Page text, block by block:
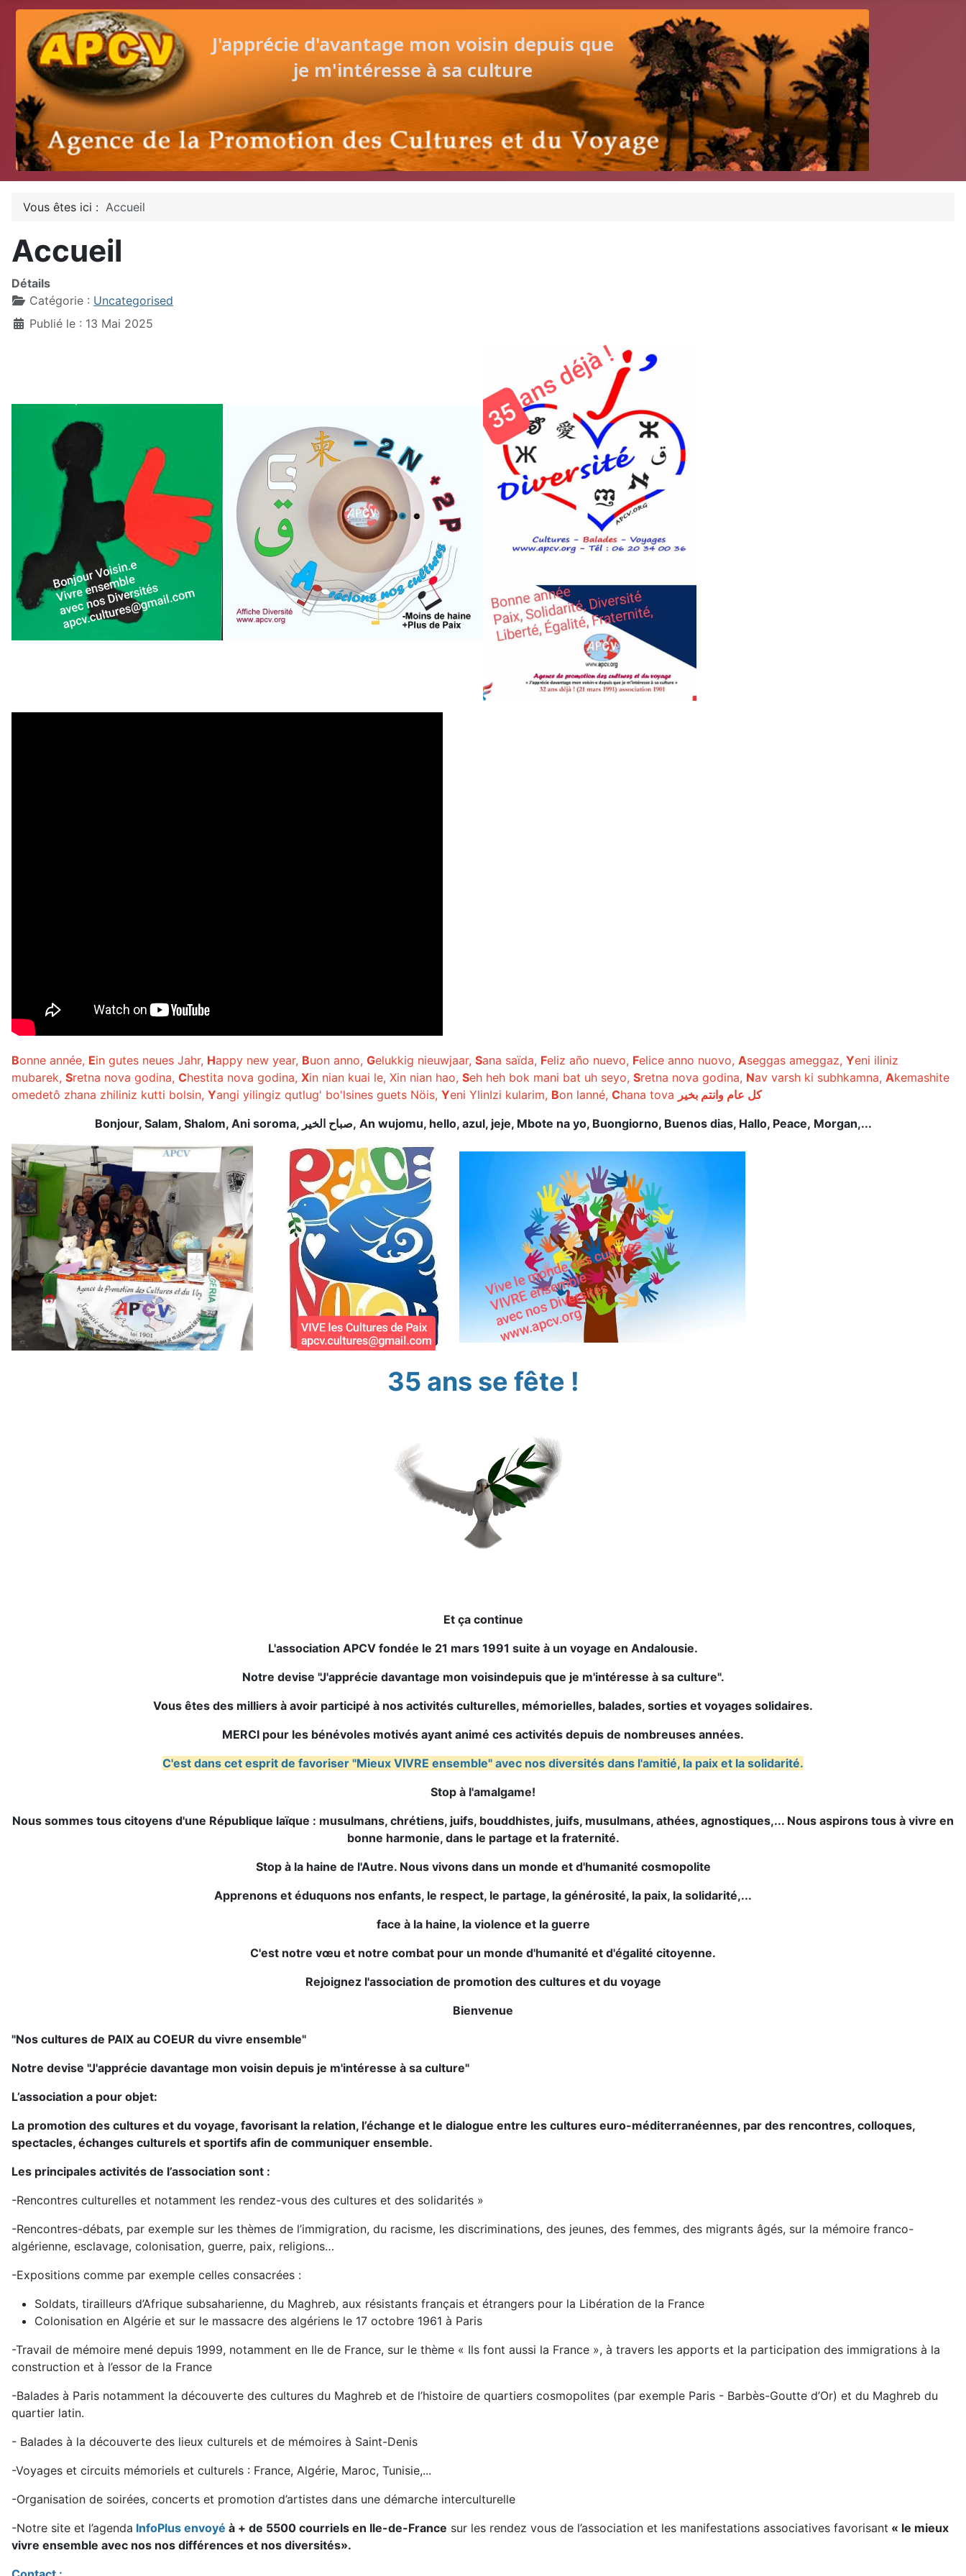
Vous êtes ici : Accueil
Accueil
Détails
Catégorie : Uncategorised
Publié le : 13 Mai 2025
Bonne année, Ein gutes neues Jahr, Happy new year, Buon anno, Gelukkig nieuwjaar, Sana saïda, Feliz año nuevo, Felice anno nuovo, Aseggas ameggaz, Yeni iliniz
mubarek, Sretna nova godina, Chestita nova godina, Xin nian kuai le, Xin nian hao, Seh heh bok mani bat uh seyo, Sretna nova godina, Nav varsh ki subhkamna, Akemashite
omedetô zhana zhiliniz kutti bolsin, Yangi yilingiz qutlug' bo'lsines guets Nöis, Yeni YlinIzi kularim, Bon lanné, Chana tova كل عام وانتم بخير
Bonjour, Salam, Shalom, Ani soroma, صباح الخير, An wujomu, hello, azul, jeje, Mbote na yo, Buongiorno, Buenos dias, Hallo, Peace, Morgan,...
35 ans se fête !
Et ça continue
L'association APCV fondée le 21 mars 1991 suite à un voyage en Andalousie.
Notre devise "J'apprécie davantage mon voisindepuis que je m'intéresse à sa culture".
Vous êtes des milliers à avoir participé à nos activités culturelles, mémorielles, balades, sorties et voyages solidaires.
MERCI pour les bénévoles motivés ayant animé ces activités depuis de nombreuses années.
C'est dans cet esprit de favoriser "Mieux VIVRE ensemble" avec nos diversités dans l'amitié, la paix et la solidarité.
Stop à l'amalgame!
Nous sommes tous citoyens d'une République laïque : musulmans, chrétiens, juifs, bouddhistes, juifs, musulmans, athées, agnostiques,... Nous aspirons tous à vivre en
bonne harmonie, dans le partage et la fraternité.
Stop à la haine de l'Autre. Nous vivons dans un monde et d'humanité cosmopolite
Apprenons et éduquons nos enfants, le respect, le partage, la générosité, la paix, la solidarité,...
face à la haine, la violence et la guerre
C'est notre vœu et notre combat pour un monde d'humanité et d'égalité citoyenne.
Rejoignez l'association de promotion des cultures et du voyage
Bienvenue
"Nos cultures de PAIX au COEUR du vivre ensemble"
Notre devise "J'apprécie davantage mon voisin depuis je m'intéresse à sa culture"
L’association a pour objet:
La promotion des cultures et du voyage, favorisant la relation, l’échange et le dialogue entre les cultures euro-méditerranéennes, par des rencontres, colloques,
spectacles, échanges culturels et sportifs afin de communiquer ensemble.
Les principales activités de l’association sont :
-Rencontres culturelles et notamment les rendez-vous des cultures et des solidarités »
-Rencontres-débats, par exemple sur les thèmes de l’immigration, du racisme, les discriminations, des jeunes, des femmes, des migrants âgés, sur la mémoire franco-
algérienne, esclavage, colonisation, guerre, paix, religions…
-Expositions comme par exemple celles consacrées :
Soldats, tirailleurs d’Afrique subsaharienne, du Maghreb, aux résistants français et étrangers pour la Libération de la France
Colonisation en Algérie et sur le massacre des algériens le 17 octobre 1961 à Paris
-Travail de mémoire mené depuis 1999, notamment en Ile de France, sur le thème « Ils font aussi la France », à travers les apports et la participation des immigrations à la
construction et à l’essor de la France
-Balades à Paris notamment la découverte des cultures du Maghreb et de l’histoire de quartiers cosmopolites (par exemple Paris - Barbès-Goutte d’Or) et du Maghreb du
quartier latin.
- Balades à la découverte des lieux culturels et de mémoires à Saint-Denis
-Voyages et circuits mémoriels et culturels : France, Algérie, Maroc, Tunisie,...
-Organisation de soirées, concerts et promotion d’artistes dans une démarche interculturelle
-Notre site et l’agenda InfoPlus envoyé à + de 5500 courriels en Ile-de-France sur les rendez vous de l’association et les manifestations associatives favorisant « le mieux
vivre ensemble avec nos nos différences et nos diversités».